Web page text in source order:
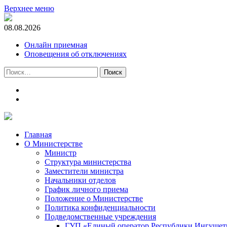
Верхнее меню
08.08.2026
Онлайн приемная
Оповещения об отключениях
Найти:
Главная
О Министерстве
Министр
Cтруктура министерства
Заместители министра
Начальники отделов
График личного приема
Положение о Министерстве
Политика конфиденциальности
Подведомственные учреждения